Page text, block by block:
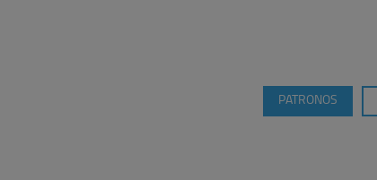
PATRONOS